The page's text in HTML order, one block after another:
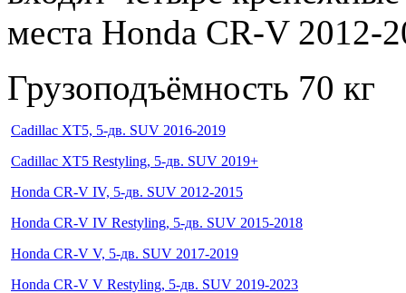
места Honda CR-V 2012-
Грузоподъёмность 70 кг
Cadillac XT5, 5-дв. SUV 2016-2019
Cadillac XT5 Restyling, 5-дв. SUV 2019+
Honda CR-V IV, 5-дв. SUV 2012-2015
Honda CR-V IV Restyling, 5-дв. SUV 2015-2018
Honda CR-V V, 5-дв. SUV 2017-2019
Honda CR-V V Restyling, 5-дв. SUV 2019-2023